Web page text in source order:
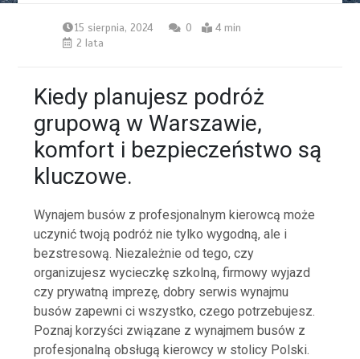
15 sierpnia, 2024 0
4 min
2 lata
Kiedy planujesz podróż
grupową w Warszawie,
komfort i bezpieczeństwo są
kluczowe.
Wynajem busów z profesjonalnym kierowcą może
uczynić twoją podróż nie tylko wygodną, ale i
bezstresową. Niezależnie od tego, czy
organizujesz wycieczkę szkolną, firmowy wyjazd
czy prywatną imprezę, dobry serwis wynajmu
busów zapewni ci wszystko, czego potrzebujesz.
Poznaj korzyści związane z wynajmem busów z
profesjonalną obsługą kierowcy w stolicy Polski.